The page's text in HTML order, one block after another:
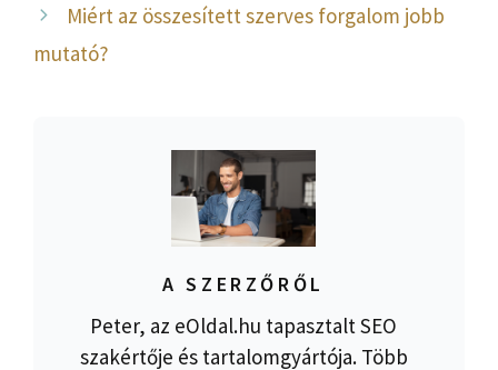
Miért az összesített szerves forgalom jobb
mutató?
A SZERZŐRŐL
Peter, az eOldal.hu tapasztalt SEO
szakértője és tartalomgyártója. Több